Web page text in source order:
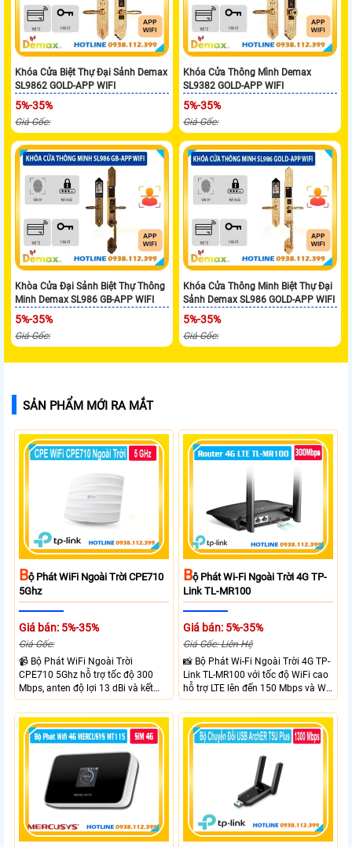
Khóa Cửa Biệt Thự Đại Sảnh Demax
SL9862 GOLD-APP WIFI
5%-35%
Giá Gốc:
Khóa Cửa Thông Mình Demax
SL9382 GOLD-APP WIFI
5%-35%
Giá Gốc:
Khòa Cửa Đại Sảnh Biệt Thự Thông
Minh Demax SL986 GB-APP WIFI
5%-35%
Giá Gốc:
Khóa Cửa Thông Minh Biệt Thự Đại
Sảnh Demax SL986 GOLD-APP WIFI
5%-35%
Giá Gốc:
SẢN PHẨM MỚI RA MẮT
BỘ Phát WiFi Ngoài Trời CPE710
5Ghz
Giá bán: 5%-35%
Giá Gốc:
📹 Bộ Phát WiFi Ngoài Trời
CPE710 5Ghz hỗ trợ tốc độ 300
Mbps, anten độ lợi 13 dBi và kết
nối đường dài trên 10 km trong
điều kiện phù hợp. Trang bị cổng
Ethernet Shielded 10/100 Mbps, hỗ
trợ PoE Passive, MAXtream TDMA,
quản lý tập trung và phân tích
quang phổ. Chuẩn IPX5 giúp tăng
khả năng chống chịu thời tiết.
BỘ Phát Wi-Fi Ngoài Trời 4G TP-
Link TL-MR100
Giá bán: 5%-35%
Giá Gốc: Liên Hệ
📸 Bộ Phát Wi-Fi Ngoài Trời 4G TP-
Link TL-MR100 với tốc độ WiFi cao
hỗ trợ LTE lên đến 150 Mbps và Wi-
Fi 2.4 GHz lên đến 300 Mbps với
thiết kế với vỏ chống chịu thời tiết
chuẩn IP65, chống sét ±6kV và
chống tĩnh điện ±15kV